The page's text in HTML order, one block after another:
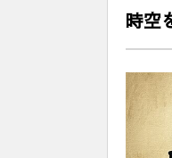
時空